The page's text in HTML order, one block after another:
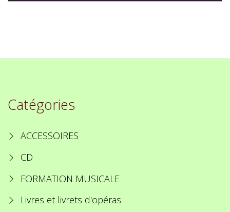
Catégories
ACCESSOIRES
CD
FORMATION MUSICALE
Livres et livrets d'opéras